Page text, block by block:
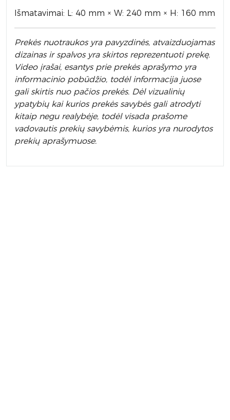
Išmatavimai: L: 40 mm × W: 240 mm × H: 160 mm
Prekės nuotraukos yra pavyzdinės, atvaizduojamas
dizainas ir spalvos yra skirtos reprezentuoti prekę.
Video įrašai, esantys prie prekės aprašymo yra
informacinio pobūdžio, todėl informacija juose
gali skirtis nuo pačios prekės. Dėl vizualinių
ypatybių kai kurios prekės savybės gali atrodyti
kitaip negu realybėje, todėl visada prašome
vadovautis prekių savybėmis, kurios yra nurodytos
prekių aprašymuose.